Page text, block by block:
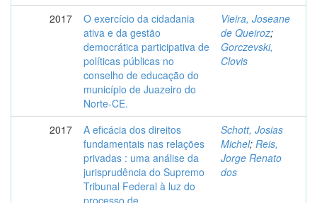
2017
O exercício da cidadania
ativa e da gestão
democrática participativa de
políticas públicas no
conselho de educação do
município de Juazeiro do
Norte-CE.
Vieira, Joseane
de Queiroz;
Gorczevski,
Clovis
2017
A eficácia dos direitos
fundamentais nas relações
privadas : uma análise da
jurisprudência do Supremo
Tribunal Federal à luz do
processo de
Schott, Josias
Michel; Reis,
Jorge Renato
dos